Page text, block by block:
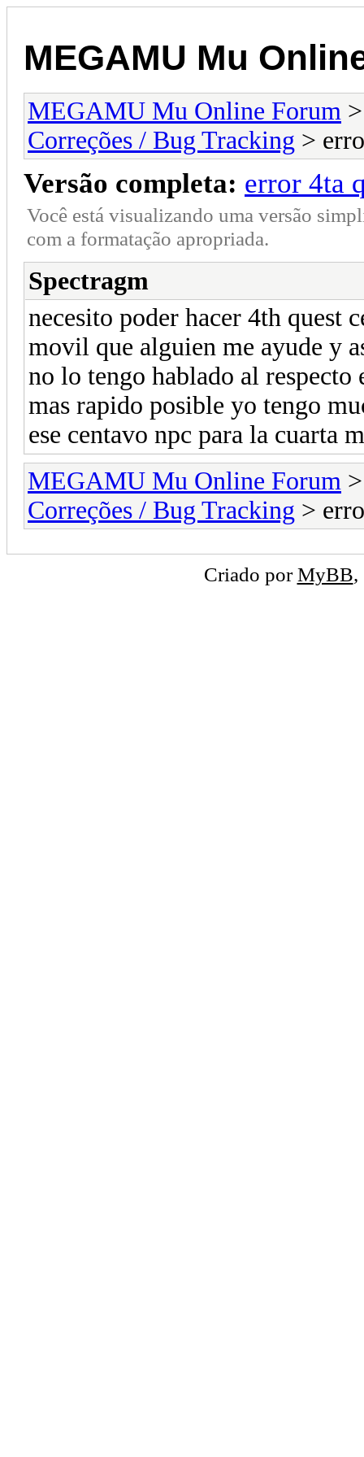
MEGAMU Mu
MEGAMU Mu Online Forum
Correções / Bug Tracking >
Versão completa: error 4ta
Você está visualizando uma versão
com a formatação apropriada.
Spectragm
necesito poder hacer 4th quest
movil que alguien me ayude y
no lo tengo hablado al
mas rapido posible yo tengo
ese centavo npc para la cuarta
MEGAMU Mu Online Forum
Correções / Bug Tracking >
Criado porMyBB,